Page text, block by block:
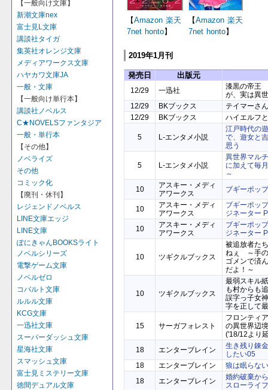
【一般向け文庫】
新潮文庫nex
富士見L文庫
講談社タイガ
集英社オレンジ文庫
メディアワークス文庫
ハヤカワ文庫JA
一般・文庫
【一般向け単行本】
講談社ノベルス
C★NOVELSファンタジア
一般・単行本
【その他】
ノベライズ
その他
コミック化
【廃刊・休刊】
レジェンドノベルス
LINE文庫エッジ
LINE文庫
ぽにきゃんBOOKSライト
ノベルシリーズ
電撃ゲーム文庫
ノベルゼロ
コバルト文庫
ルルル文庫
KCG文庫
一迅社文庫
スーパーダッシュ文庫
星海社文庫
スマッシュ文庫
富士見ミステリー文庫
徳間デュアル文庫
【Amazon 楽天
7net honto】
【Amazon 楽天
7net honto】
2019年1月刊
発売日 出版元
12/29 一迅社
漆黒の帝王
が、実は異
12/29
BKブックス
テイマーさ
12/29
BKブックス ハイエルフ
5 L-エンタメ小説
江戸時代の
で、遊女と
思う
5 L-エンタメ小説
異世界マル
に加えて毎
～
10
アスキー・メディ
アワークス
ブギーポッ
10
アスキー・メディ
アワークス
ブギーポッ
ジネーター
10
アスキー・メディ
アワークス
ブギーポッ
ジネーター
10 ツギクルブックス
被追放者た
ねぇ ～手の
ゴメンで済
だよ！～
10 ツギクルブックス
最弱スキル
も村からも
誤字っ子女
字を正して
15 サーガフォレスト
フロンティ
の異世界辺
('18/12より
18
エンターブレイン
生き残り錬
したい05
18
エンターブレイン
狼は眠らな
18
エンターブレイン
婚約破棄か
スローライ